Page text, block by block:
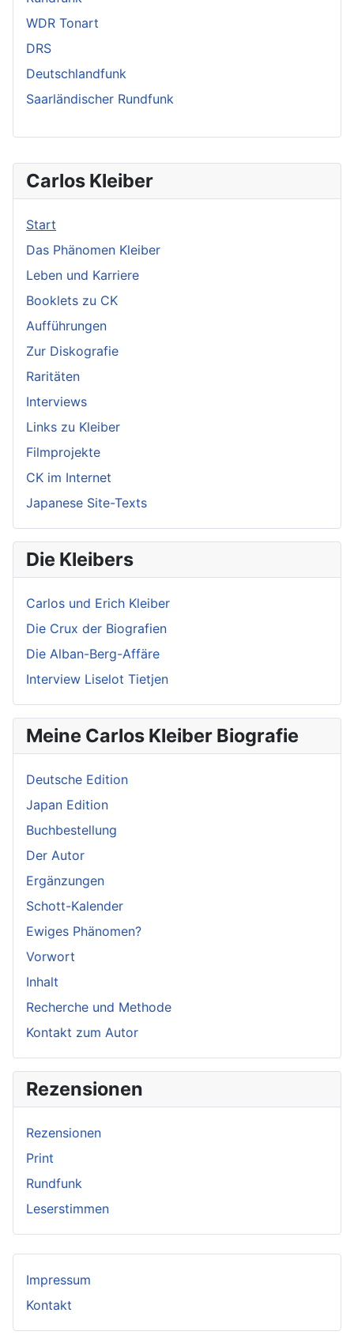
Carlos Kleiber
Start
Das Phänomen Kleiber
Leben und Karriere
Booklets zu CK
Aufführungen
Zur Diskografie
Raritäten
Interviews
Links zu Kleiber
Filmprojekte
CK im Internet
Japanese Site-Texts
Die Kleibers
Carlos und Erich Kleiber
Die Crux der Biografien
Die Alban-Berg-Affäre
Interview Liselot Tietjen
Meine Carlos Kleiber Biografie
Deutsche Edition
Japan Edition
Buchbestellung
Der Autor
Ergänzungen
Schott-Kalender
Ewiges Phänomen?
Vorwort
Inhalt
Recherche und Methode
Kontakt zum Autor
Rezensionen
Rezensionen
Print
Rundfunk
Leserstimmen
WDR Tonart
DRS
Deutschlandfunk
Saarländischer Rundfunk
Impressum
Kontakt